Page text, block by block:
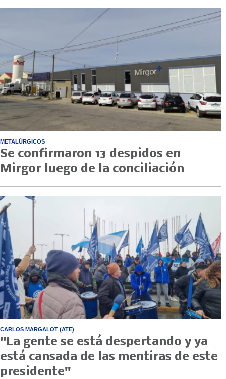
METALÚRGICOS
Se confirmaron 13 despidos en
Mirgor luego de la conciliación
CARLOS MARGALOT (ATE)
"La gente se está despertando y ya
está cansada de las mentiras de este
presidente"